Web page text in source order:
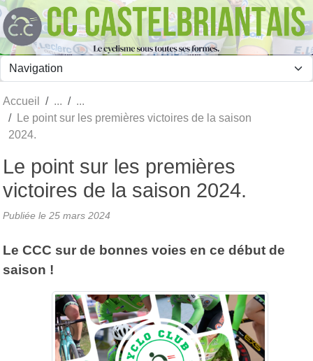
Accueil
Le point sur les premières victoires de la saison
2024.
Le point sur les premières
victoires de la saison 2024.
Publiée le 25 mars 2024
Le CCC sur de bonnes voies en ce début de
saison !
Panneau de gestion des cookies